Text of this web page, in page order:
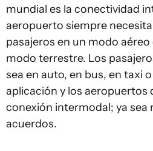
mundial es la conectividad
aeropuerto siempre
pasajeros en un modo
modo terrestre. Los
sea en auto, en bus, en taxi
aplicación y los aeropuertos
conexión intermodal; ya
acuerdos.